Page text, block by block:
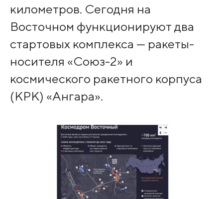
километров. Сегодня на
Восточном функционируют два
стартовых комплекса — ракеты-
носителя «Союз-2» и
космического ракетного корпуса
(КРК) «Ангара».